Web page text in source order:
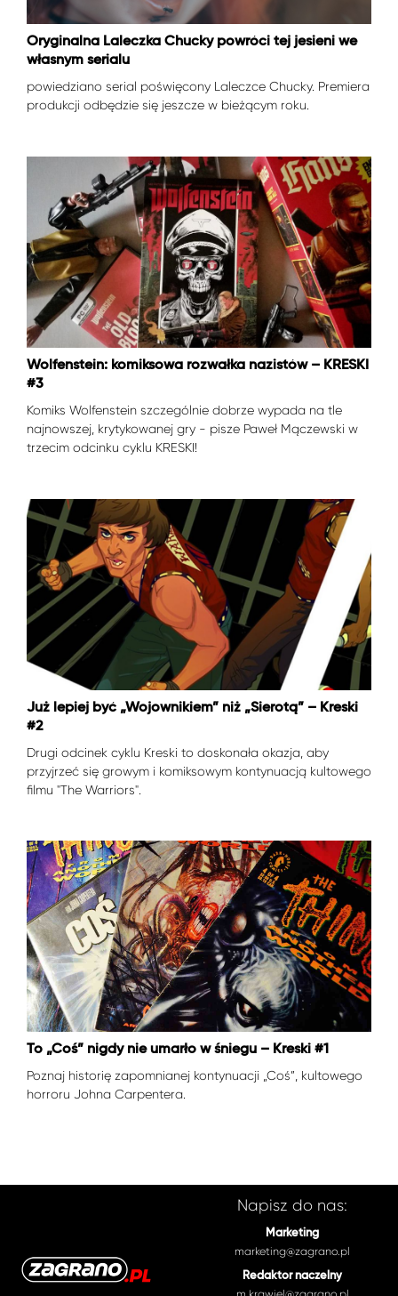
Oryginalna Laleczka Chucky powróci tej jesieni we
własnym serialu
powiedziano serial poświęcony Laleczce Chucky. Premiera
produkcji odbędzie się jeszcze w bieżącym roku.
Wolfenstein: komiksowa rozwałka nazistów – KRESKI
#3
Komiks Wolfenstein szczególnie dobrze wypada na tle
najnowszej, krytykowanej gry - pisze Paweł Mączewski w
trzecim odcinku cyklu KRESKI!
Już lepiej być „Wojownikiem” niż „Sierotą” – Kreski
#2
Drugi odcinek cyklu Kreski to doskonała okazja, aby
przyjrzeć się growym i komiksowym kontynuacją kultowego
filmu "The Warriors".
To „Coś” nigdy nie umarło w śniegu – Kreski #1
Poznaj historię zapomnianej kontynuacji „Coś”, kultowego
horroru Johna Carpentera.
Napisz do nas:
Marketing
marketing@zagrano.pl
Redaktor naczelny